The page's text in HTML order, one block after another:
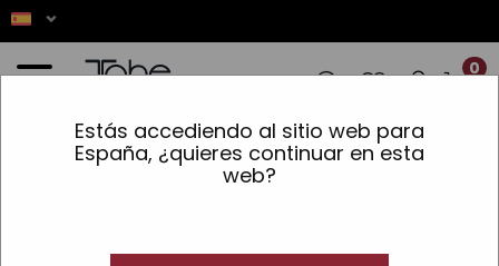
Estás accediendo al sitio web para
España, ¿quieres continuar en esta
web?
0
✨ LOS PEDIDOS REALIZADOS
»Miracle Gold